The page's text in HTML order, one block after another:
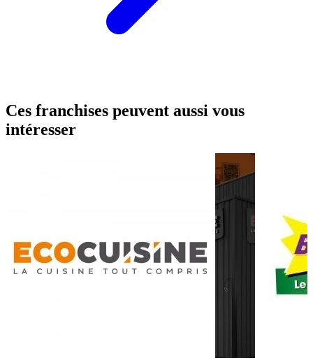
Ces franchises peuvent aussi vous
intéresser